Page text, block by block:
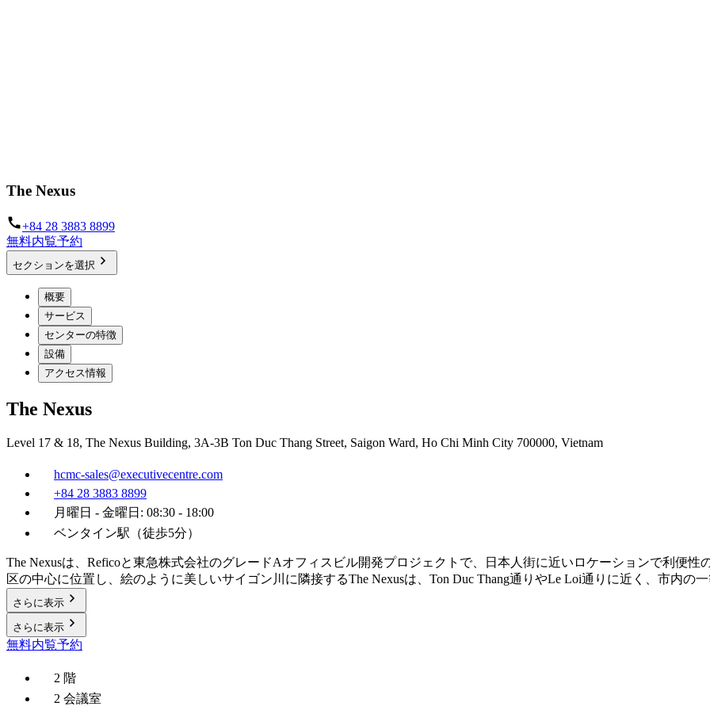
The Nexus
+84 28 3883 8899
無料内覧予約
セクションを選択
概要
サービス
センターの特徴
設備
アクセス情報
The Nexus
Level 17 & 18, The Nexus Building, 3A-3B Ton Duc Thang Street, Saigon Ward, Ho Chi Minh City 700000, Vietnam
hcmc-sales@executivecentre.com
+84 28 3883 8899
月曜日 - 金曜日: 08:30 - 18:00
ベンタイン駅（徒歩5分）
The Nexusは、Reficoと東急株式会社のグレードAオフィスビル開発プロジェクトで、日本人街に近いロケーションで利便
区の中心に位置し、絵のように美しいサイゴン川に隣接するThe Nexusは、Ton Duc Thang通りやLe Loi通りに近く、市内の
さらに表示
さらに表示
無料内覧予約
2 階
2 会議室